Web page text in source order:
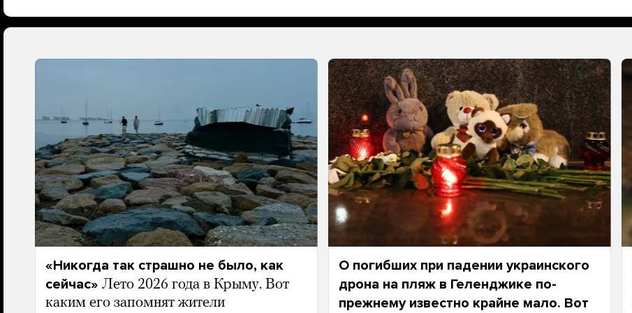
«Никогда так страшно не было, как
сейчас» Лето 2026 года в Крыму. Вот
каким его запомнят жители
О погибших при падении украинского
дрона на пляж в Геленджике по-
прежнему известно крайне мало. Вот